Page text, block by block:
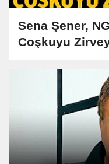
Sena Şener,
Coşkuyu